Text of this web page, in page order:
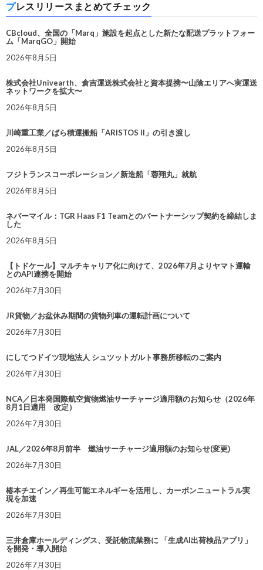
プレスリリースまとめてチェック
CBcloud、全国の「Marq」施設を起点とした新たな配送プラットフォー
ム「MarqGO」開始
2026年8月5日
株式会社Univearth、倉吉運送株式会社と資本提携〜山陰エリアへ実運送
ネットワークを拡大〜
2026年8月5日
川崎重工業／ばら積運搬船「ARISTOS II」の引き渡し
2026年8月5日
フジトランスコーポレーション／新造船「蓉翔丸」就航
2026年8月5日
ネバーマイル：TGR Haas F1 Teamとのパートナーシップ契約を締結しま
した
2026年8月5日
【トドケール】マルチキャリア化に向けて、2026年7月よりヤマト運輸
とのAPI連携を開始
2026年7月30日
JR貨物／お盆休み期間の貨物列車の運転計画について
2026年7月30日
にしてつドイツ現地法人 シュツットガルト事務所移転のご案内
2026年7月30日
NCA／日本発国際航空貨物燃油サーチャージ適用額のお知らせ（2026年
8月1日適用 改定）
2026年7月30日
JAL／2026年8月前半 燃油サーチャージ適用額のお知らせ(変更)
2026年7月30日
椿本チエイン／再生可能エネルギーを活用し、カーボンニュートラル実
現を加速
2026年7月30日
三井倉庫ホールディングス、受託物流業務に 「生成AI出荷検品アプリ」
を開発・導入開始
2026年7月30日